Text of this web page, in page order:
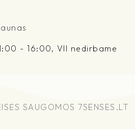
- 16:00, VII nedirbame
SAUGOMOS 7SENSES.LT